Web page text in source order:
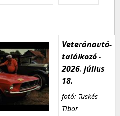
Veteránautó-
találkozó -
2026. július
18.
fotó: Tüskés
Tibor